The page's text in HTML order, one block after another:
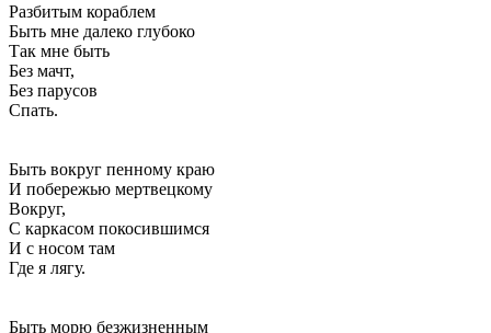
Разбитым кораблем
Быть мне далеко глубоко
Так мне быть
Без мачт,
Без парусов
Спать.
Быть вокруг пенному краю
И побережью мертвецкому
Вокруг,
С каркасом покосившимся
И с носом там
Где я лягу.
Быть морю безжизненным